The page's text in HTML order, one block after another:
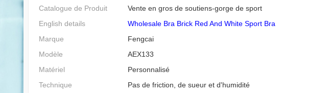
Catalogue de Produit
Vente en gros de soutiens-gorge de sport
English details
Wholesale Bra Brick Red And White Sport Bra
Marque
Fengcai
Modèle
AEX133
Matériel
Personnalisé
Technique
Pas de friction, de sueur et d'humidité